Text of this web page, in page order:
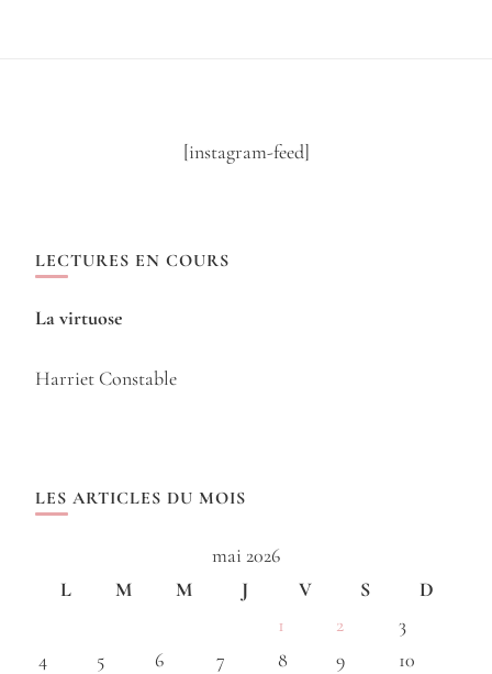
[instagram-feed]
LECTURES EN COURS
La virtuose
Harriet Constable
LES ARTICLES DU MOIS
mai 2026
L
M M J V S
D
1
2
3
4
5 6 7 8 9
10